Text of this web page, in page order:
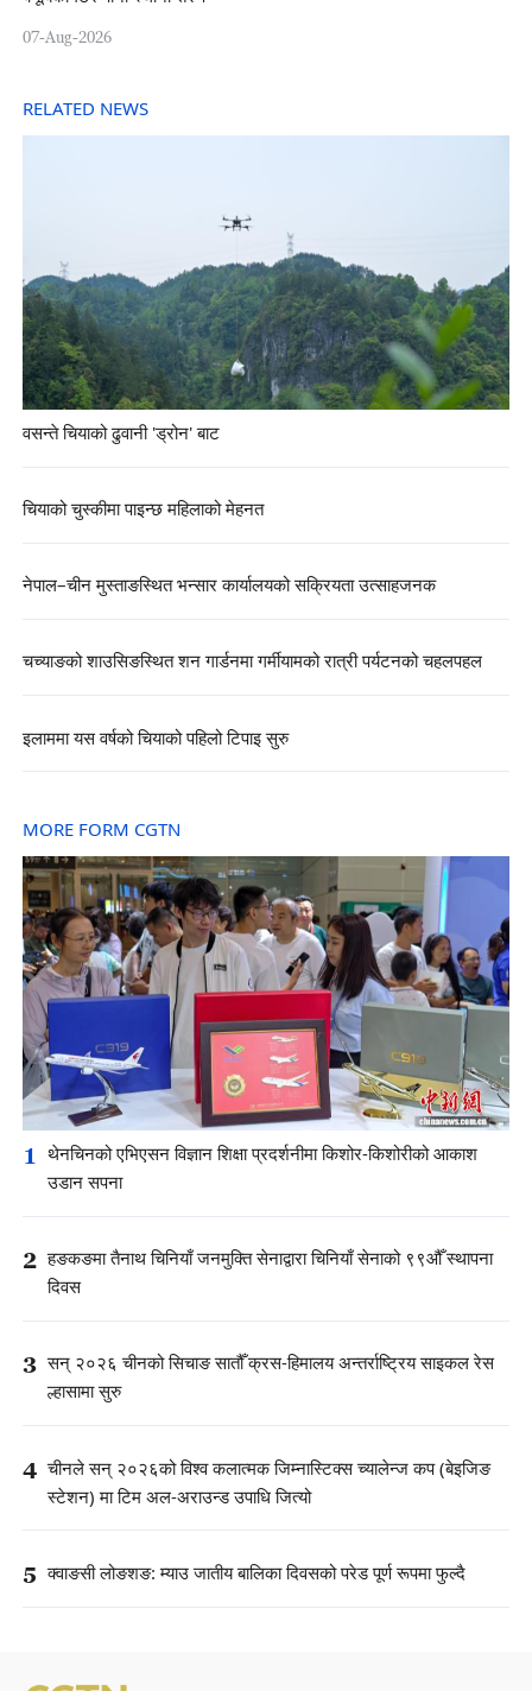
07-Aug-2026
RELATED NEWS
वसन्ते चियाको ढुवानी 'ड्रोन' बाट
चियाको चुस्कीमा पाइन्छ महिलाको मेहनत
नेपाल–चीन मुस्ताङस्थित भन्सार कार्यालयको सक्रियता उत्साहजनक
चच्याङको शाउसिङस्थित शन गार्डनमा गर्मीयामको रात्री पर्यटनको चहलपहल
इलाममा यस वर्षको चियाको पहिलो टिपाइ सुरु
MORE FORM CGTN
1 थेनचिनको एभिएसन विज्ञान शिक्षा प्रदर्शनीमा किशोर-किशोरीको आकाश
उडान सपना
2 हङकङमा तैनाथ चिनियाँ जनमुक्ति सेनाद्वारा चिनियाँ सेनाको ९९औँ स्थापना
दिवस
3 सन् २०२६ चीनको सिचाङ सातौँ क्रस-हिमालय अन्तर्राष्ट्रिय साइकल रेस
ल्हासामा सुरु
4 चीनले सन् २०२६को विश्व कलात्मक जिम्नास्टिक्स च्यालेन्ज कप (बेइजिङ
स्टेशन) मा टिम अल-अराउन्ड उपाधि जित्यो
5 क्वाङसी लोङशङ: म्याउ जातीय बालिका दिवसको परेड पूर्ण रूपमा फुल्दै